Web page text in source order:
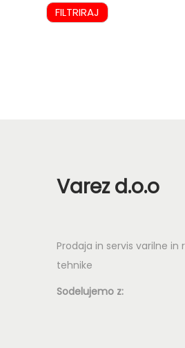
FILTRIRAJ
Varez d.o.o
Prodaja in servis varilne in
tehnike
Sodelujemo z: